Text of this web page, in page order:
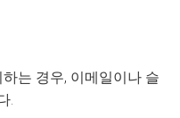
는 경우, 이메일이나 슬
.